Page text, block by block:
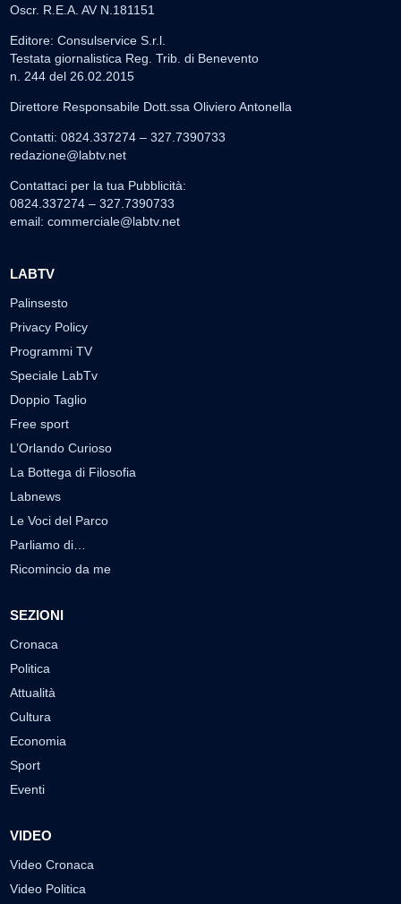
Oscr. R.E.A. AV N.181151
Editore: Consulservice S.r.l.
Testata giornalistica Reg. Trib. di Benevento
n. 244 del 26.02.2015
Direttore Responsabile Dott.ssa Oliviero Antonella
Contatti: 0824.337274 – 327.7390733
redazione@labtv.net
Contattaci per la tua Pubblicità:
0824.337274 – 327.7390733
email: commerciale@labtv.net
LABTV
Palinsesto
Privacy Policy
Programmi TV
Speciale LabTv
Doppio Taglio
Free sport
L’Orlando Curioso
La Bottega di Filosofia
Labnews
Le Voci del Parco
Parliamo di…
Ricomincio da me
SEZIONI
Cronaca
Politica
Attualità
Cultura
Economia
Sport
Eventi
VIDEO
Video Cronaca
Video Politica